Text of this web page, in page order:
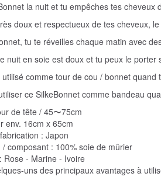
la nuit et tu empêches tes cheveux
doux et respectueux de tes cheveux,
tu te réveilles chaque matin avec
nuit en soie est doux et tu peux le porter
comme tour de cou / bonnet quand
ce SilkeBonnet comme bandeau
de tête / 45〜75cm
env. 16cm x 65cm
: Japon
/ composant : 100% soie de mûrier
Rose - Marine - Ivoire
uns des principaux avantages à